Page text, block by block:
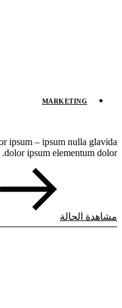
MARKETING
ipsum – ipsum nulla glavida
dolor ipsum elementum dolor.
مشاهدة الحالة